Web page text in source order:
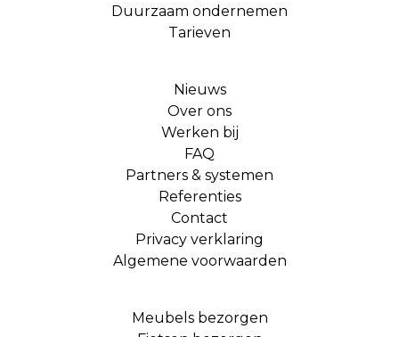
Duurzaam ondernemen
Tarieven
Nieuws
Over ons
Werken bij
FAQ
Partners & systemen
Referenties
Contact
Privacy verklaring
Algemene voorwaarden
Meubels bezorgen